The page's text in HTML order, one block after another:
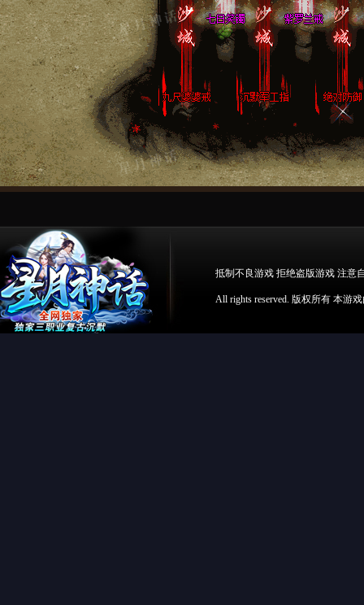
抵制不良游戏 拒绝盗版游戏 注意
All rights reserved. 版权所有 本游